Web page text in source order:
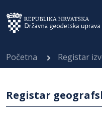
Početna Registar
Registar